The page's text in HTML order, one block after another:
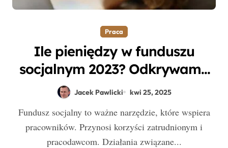
Praca
Ile pieniędzy w funduszu
socjalnym 2023? Odkrywamy
ukryte koszty dla pracowników!
Jacek Pawlicki kwi 25, 2025
Fundusz socjalny to ważne narzędzie, które wspiera
pracowników. Przynosi korzyści zatrudnionym i
pracodawcom. Działania związane...